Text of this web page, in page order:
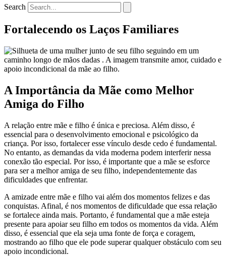
Search
Fortalecendo os Laços Familiares
A Importância da Mãe como Melhor
Amiga do Filho
A relação entre mãe e filho é única e preciosa. Além disso, é
essencial para o desenvolvimento emocional e psicológico da
criança. Por isso, fortalecer esse vínculo desde cedo é fundamental.
No entanto, as demandas da vida moderna podem interferir nessa
conexão tão especial. Por isso, é importante que a mãe se esforce
para ser a melhor amiga de seu filho, independentemente das
dificuldades que enfrentar.
A amizade entre mãe e filho vai além dos momentos felizes e das
conquistas. Afinal, é nos momentos de dificuldade que essa relação
se fortalece ainda mais. Portanto, é fundamental que a mãe esteja
presente para apoiar seu filho em todos os momentos da vida. Além
disso, é essencial que ela seja uma fonte de força e coragem,
mostrando ao filho que ele pode superar qualquer obstáculo com seu
apoio incondicional.